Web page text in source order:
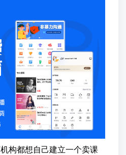
构都想自己建立一个卖课